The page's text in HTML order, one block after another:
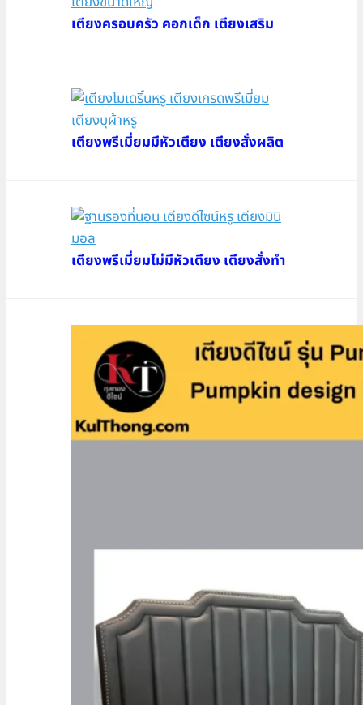
เตียงครอบครัว คอกเด็ก เตียงเสริม
เตียงพรีเมี่ยมมีหัวเตียง เตียงสั่งผลิต
เตียงพรีเมี่ยมไม่มีหัวเตียง เตียงสั่งทำ